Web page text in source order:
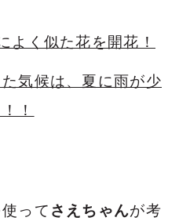
よく似た花を開花！
気候は、夏に雨が少
！
使って さえちゃんが考